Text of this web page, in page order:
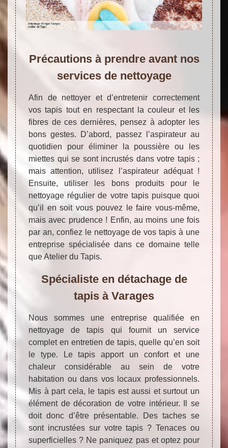
Précautions à prendre avant nos
services de nettoyage
Afin de nettoyer et d’entretenir correctement
vos tapis tout en respectant la couleur et les
fibres de ces dernières, pensez à adopter les
bons gestes. D’abord, passez l’aspirateur au
quotidien pour éliminer la poussière ou les
miettes qui se sont incrustés dans votre tapis ;
mais attention, utilisez l’aspirateur adéquat !
Ensuite, utiliser les bons produits pour le
nettoyage régulier de votre tapis puisque quoi
qu’il en soit vous pouvez le faire vous-même,
mais avec prudence ! Enfin, au moins une fois
par an, confiez le nettoyage de vos tapis à une
entreprise spécialisée dans ce domaine telle
que Atelier du Tapis.
Spécialiste en détachage de
tapis à Varages
Nous sommes une entreprise qualifiée en
nettoyage de tapis qui fournit un service
complet en entretien de tapis, quelle qu’en soit
le type. Le tapis apport un confort et une
chaleur considérable au sein de votre
habitation ou dans vos locaux professionnels.
Mis à part cela, le tapis est aussi et surtout un
élément de décoration de votre intérieur. Il se
doit donc d’être présentable. Des taches se
sont incrustées sur votre tapis ? Tenaces ou
superficielles ? Ne paniquez pas et optez pour